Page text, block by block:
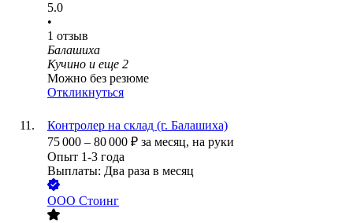
5.0
•
1 отзыв
Балашиха
Кучино и еще 2
Можно без резюме
Откликнуться
Контролер на склад (г. Балашиха)
75 000 – 80 000 ₽ за месяц, на руки
Опыт 1-3 года
Выплаты: Два раза в месяц
ООО Стоинг